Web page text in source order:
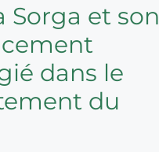
Sorga et son
dans le
du